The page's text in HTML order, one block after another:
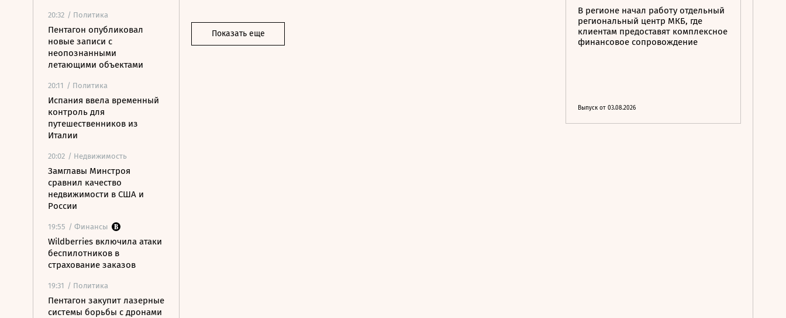
20:32 / Политика
Пентагон опубликовал
новые записи с
неопознанными
летающими объектами
20:11 / Политика
Испания ввела временный
контроль для
путешественников из
Италии
20:02 / Недвижимость
Замглавы Минстроя
сравнил качество
недвижимости в США и
России
19:55 / Финансы
Wildberries включила атаки
беспилотников в
страхование заказов
19:31 / Политика
Пентагон закупит лазерные
системы борьбы с дронами
Показать еще
В регионе начал работу отдельный
региональный центр МКБ, где
клиентам предоставят комплексное
финансовое сопровождение
Выпуск от 03.08.2026